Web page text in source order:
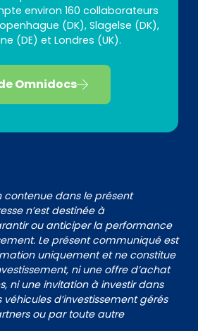
environ 160 collaborateurs
(DK), Slagelse (DK),
(DE) et Londres (UK).
Omnidocs
dans le présent
n’est destinée à
ou anticiper la performance
Le présent communiqué est
uniquement et ne constitue
ni une offre d’achat
ni une invitation à investir dans
d’investissement gérés
ou par toute autre